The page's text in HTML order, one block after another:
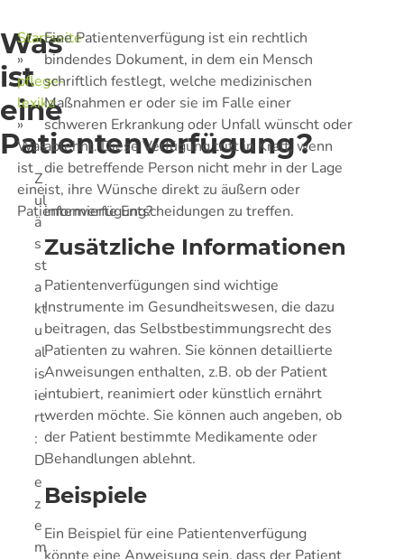
Was
ist
eine
Patientenverfügung?
Startseite
»
pflege-
lexika
»
Was
ist
eine
Patientenverfügung?
Z
ul
ä
s
st
a
kt
u
al
is
ie
rt
:
D
e
z
e
m
Eine Patientenverfügung ist ein rechtlich
bindendes Dokument, in dem ein Mensch
schriftlich festlegt, welche medizinischen
Maßnahmen er oder sie im Falle einer
schweren Erkrankung oder Unfall wünscht oder
ablehnt. Diese Verfügung tritt in Kraft, wenn
die betreffende Person nicht mehr in der Lage
ist, ihre Wünsche direkt zu äußern oder
informierte Entscheidungen zu treffen.
Zusätzliche Informationen
Patientenverfügungen sind wichtige
Instrumente im Gesundheitswesen, die dazu
beitragen, das Selbstbestimmungsrecht des
Patienten zu wahren. Sie können detaillierte
Anweisungen enthalten, z.B. ob der Patient
intubiert, reanimiert oder künstlich ernährt
werden möchte. Sie können auch angeben, ob
der Patient bestimmte Medikamente oder
Behandlungen ablehnt.
Beispiele
Ein Beispiel für eine Patientenverfügung